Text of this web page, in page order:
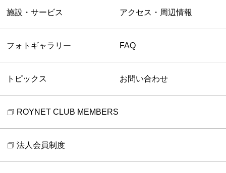
施設・サービス アクセス・周辺情報
フォトギャラリー FAQ
トピックス お問い合わせ
ROYNET CLUB MEMBERS
法人会員制度